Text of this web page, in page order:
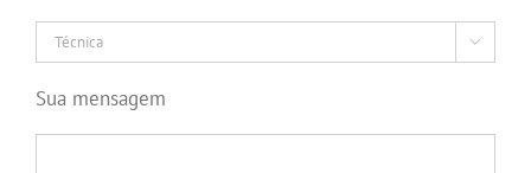

Sua mensagem